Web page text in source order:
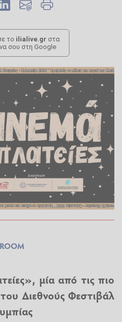
το ilialive.gr στα
σου στη Google
μία από τις πιο
Διεθνούς Φεστιβάλ